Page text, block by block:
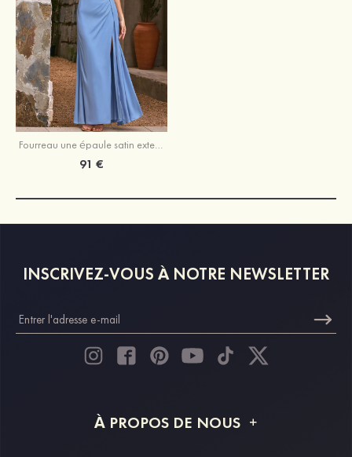
Fourreau une épaule satin extensible longueur ras du sol robe de demoiselle d'honneur avec plissé drapé latéral
91 €
INSCRIVEZ-VOUS À NOTRE NEWSLETTER
À PROPOS DE NOUS